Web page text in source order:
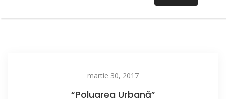
martie 30, 2017
“Poluarea Urbană”